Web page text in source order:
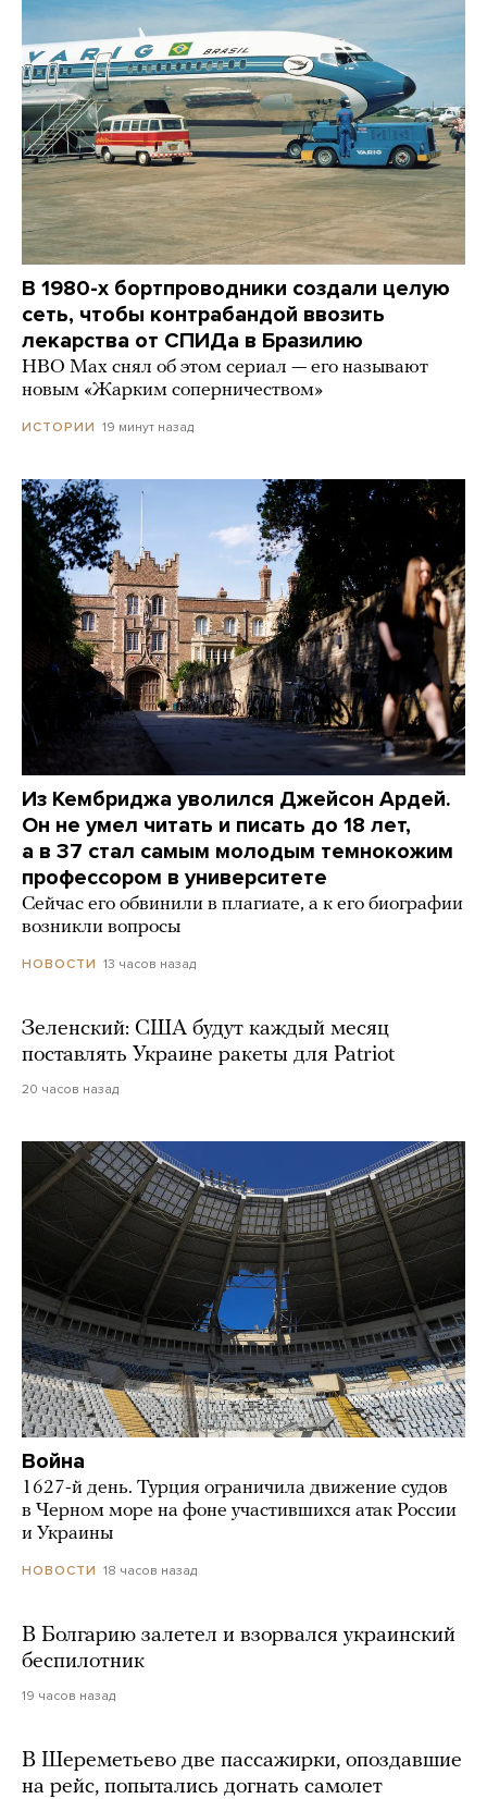
В 1980-х бортпроводники создали целую
сеть, чтобы контрабандой ввозить
лекарства от СПИДа в Бразилию
HBO Max снял об этом сериал — его называют
новым «Жарким соперничеством»
ИСТОРИИ 19 минут назад
Из Кембриджа уволился Джейсон Ардей.
Он не умел читать и писать до 18 лет,
а в 37 стал самым молодым темнокожим
профессором в университете
Сейчас его обвинили в плагиате, а к его биографии
возникли вопросы
НОВОСТИ 13 часов назад
Зеленский: США будут каждый месяц
поставлять Украине ракеты для Patriot
20 часов назад
Война
1627-й день. Турция ограничила движение судов
в Черном море на фоне участившихся атак России
и Украины
НОВОСТИ 18 часов назад
В Болгарию залетел и взорвался украинский
беспилотник
19 часов назад
В Шереметьево две пассажирки, опоздавшие
на рейс, попытались догнать самолет